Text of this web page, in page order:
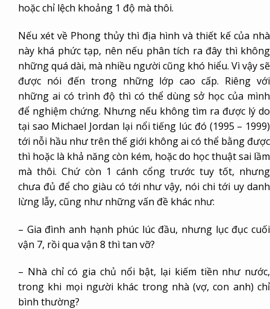
hoặc chỉ lệch khoảng 1 độ mà thôi.
Nếu xét về Phong thủy thì địa hình và thiết kế của nhà
này khá phức tạp, nên nếu phân tích ra đây thì không
những quá dài, mà nhiều người cũng khó hiểu. Vì vậy sẽ
được nói đến trong những lớp cao cấp. Riêng với
những ai có trình độ thì có thể dùng sở học của mình
để nghiệm chứng. Nhưng nếu không tìm ra được lý do
tại sao Michael Jordan lại nổi tiếng lúc đó (1995 – 1999)
tới nỗi hầu như trên thế giới không ai có thể bằng được
thì hoặc là khả năng còn kém, hoặc do học thuật sai lầm
mà thôi. Chứ còn 1 cánh cổng trước tuy tốt, nhưng
chưa đủ để cho giàu có tới như vậy, nói chi tới uy danh
lừng lẫy, cũng như những vấn đề khác như:
– Gia đình anh hạnh phúc lúc đầu, nhưng lục đục cuối
vận 7, rồi qua vận 8 thì tan vỡ?
– Nhà chỉ có gia chủ nổi bật, lại kiếm tiền như nước,
trong khi mọi người khác trong nhà (vợ, con anh) chỉ
bình thường?